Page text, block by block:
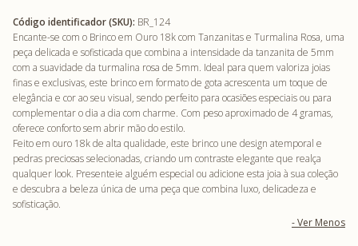
Código identificador (SKU): BR_124
Encante-se com o Brinco em Ouro 18k com Tanzanitas e Turmalina Rosa, uma
peça delicada e sofisticada que combina a intensidade da tanzanita de 5mm
com a suavidade da turmalina rosa de 5mm. Ideal para quem valoriza joias
finas e exclusivas, este brinco em formato de gota acrescenta um toque de
elegância e cor ao seu visual, sendo perfeito para ocasiões especiais ou para
complementar o dia a dia com charme. Com peso aproximado de 4 gramas,
oferece conforto sem abrir mão do estilo.
Feito em ouro 18k de alta qualidade, este brinco une design atemporal e
pedras preciosas selecionadas, criando um contraste elegante que realça
qualquer look. Presenteie alguém especial ou adicione esta joia à sua coleção
e descubra a beleza única de uma peça que combina luxo, delicadeza e
sofisticação.